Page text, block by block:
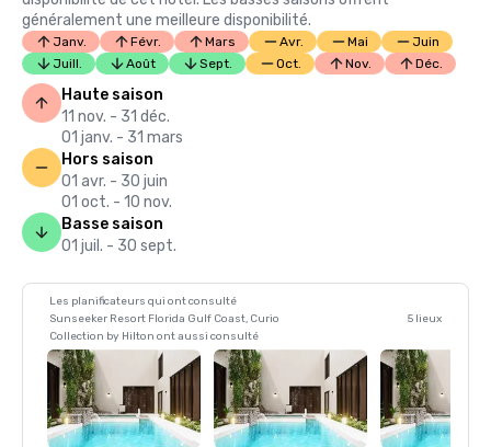
généralement une meilleure disponibilité.
Janv. Févr. Mars Avr. Mai
Juin
Juill.
Août Sept. Oct. Nov. Déc.
Haute saison
11 nov. - 31 déc.
01 janv. - 31 mars
Hors saison
01 avr. - 30 juin
01 oct. - 10 nov.
Basse saison
01 juil. - 30 sept.
Les planificateurs qui ont consulté
Sunseeker Resort Florida Gulf Coast, Curio
Collection by Hilton ont aussi consulté
5 lieux